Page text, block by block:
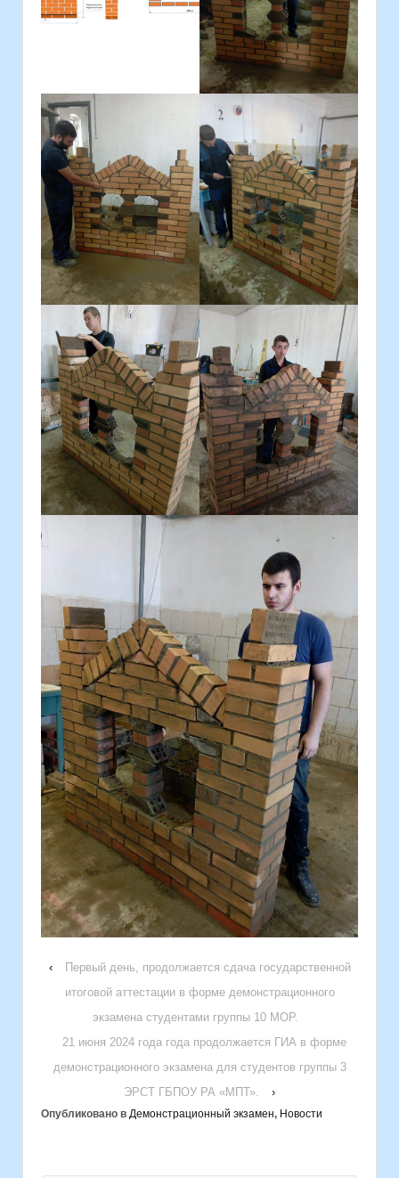
‹
Первый день, продолжается сдача государственной
итоговой аттестации в форме демонстрационного
экзамена студентами группы 10 МОР.
21 июня 2024 года года продолжается ГИА в форме
демонстрационного экзамена для студентов группы 3
ЭРСТ ГБПОУ РА «МПТ».
›
Опубликовано в Демонстрационный экзамен, Новости